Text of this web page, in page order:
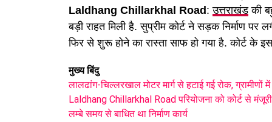
Laldhang Chillarkhal Road :उत्तराखंडकी
बड़ी राहत मिली है. सुप्रीम कोर्ट ने सड़क निर्माण
फिर से शुरू होने का रास्ता साफ हो गया है. कोर्ट के
मुख्य बिंदु
लालढांग-चिल्लरखाल मोटर मार्ग से हटाई गई रोक, ग्रामीणों
Laldhang Chillarkhal Road परियोजना को कोर्ट से मंजूरी
लम्बे समय से बाधित था निर्माण कार्य